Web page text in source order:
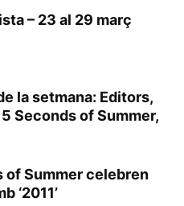
– 23 al 29 març
la setmana: Editors,
Seconds of Summer,
of Summer celebren
‘2011’